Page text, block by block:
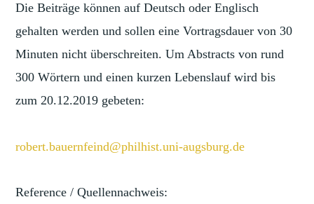
Die Beiträge können auf Deutsch oder Englisch
gehalten werden und sollen eine Vortragsdauer von 30
Minuten nicht überschreiten. Um Abstracts von rund
300 Wörtern und einen kurzen Lebenslauf wird bis
zum 20.12.2019 gebeten:
robert.bauernfeind@philhist.uni-augsburg.de
Reference / Quellennachweis: